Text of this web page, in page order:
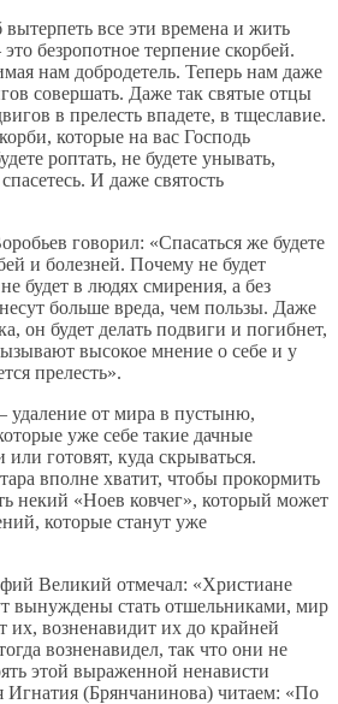
все эти времена и жить
безропотное терпение скорбей.
нам добродетель. Теперь нам даже
совершать. Даже так святые отцы
в прелесть впадете, в тщеславие.
которые на вас Господь
роптать, не будете унывать,
И даже святость
говорил: «Спасаться же будете
и болезней. Почему не будет
будет в людях смирения, а без
больше вреда, чем пользы. Даже
он будет делать подвиги и погибнет,
высокое мнение о себе и у
прелесть».
удаление от мира в пустыню,
уже себе такие дачные
готовят, куда скрываться.
вполне хватит, чтобы прокормить
некий «Ноев ковчег», который может
которые станут уже
Великий отмечал: «Христиане
вынуждены стать отшельниками, мир
их, возненавидит их до крайней
возненавидел, так что они не
этой выраженной ненависти
Игнатия (Брянчанинова) читаем: «По